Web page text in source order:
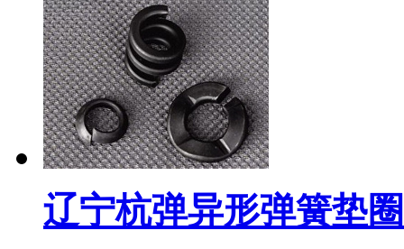
辽宁杭弹异形弹簧垫圈